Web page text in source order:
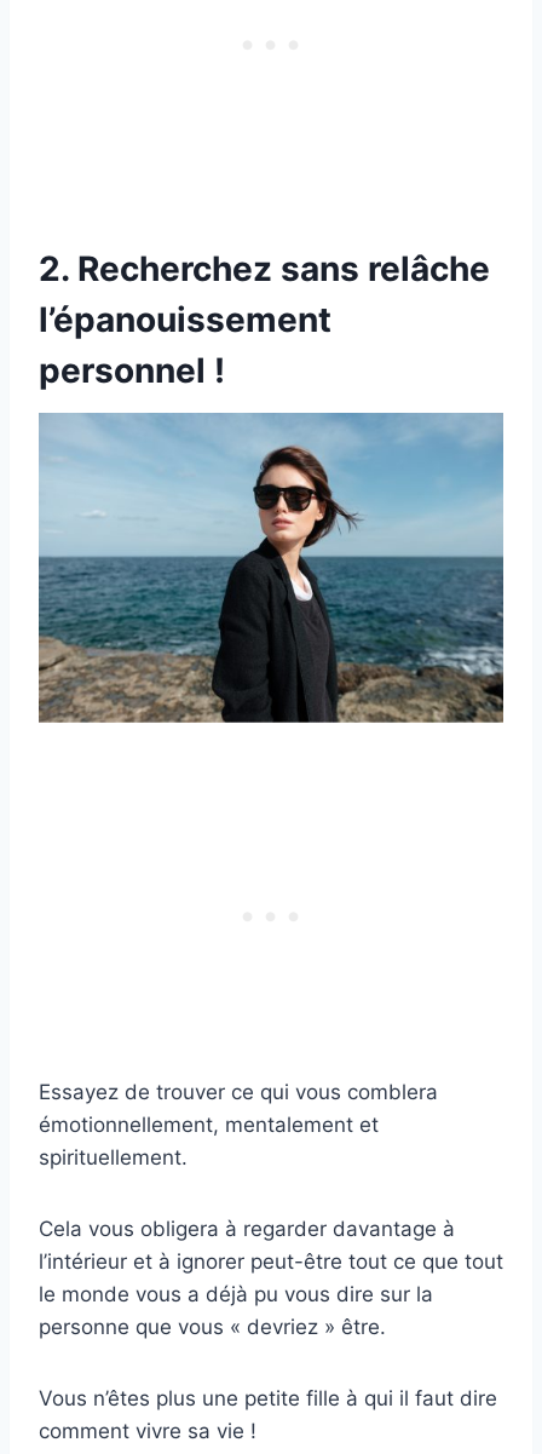
2. Recherchez sans relâche
l’épanouissement
personnel !
Essayez de trouver ce qui vous comblera
émotionnellement, mentalement et
spirituellement.
Cela vous obligera à regarder davantage à
l’intérieur et à ignorer peut-être tout ce que tout
le monde vous a déjà pu vous dire sur la
personne que vous « devriez » être.
Vous n’êtes plus une petite fille à qui il faut dire
comment vivre sa vie !